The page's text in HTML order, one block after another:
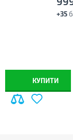
+35
КУПИТИ